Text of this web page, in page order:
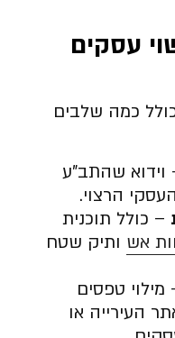
עסקים
כמה שלבים
וידוא שהתב”ע
הרצוי.
– כולל תוכנית
אש ותיק שטח
מילוי טפסים
העירייה או